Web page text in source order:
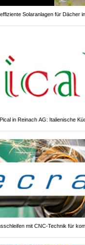
Solaranlagen für Dächer
in Reinach AG: Italienische
mit CNC-Technik für